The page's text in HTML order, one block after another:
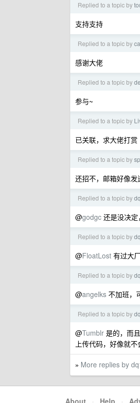
Replied to a topic by
支持支持
Replied to a topic by
感谢大佬
Replied to a topic by
参与~
Replied to a topic by
已关联，求大佬打赏
Replied to a topic by
还招不，邮箱好像发
Replied to a topic by
@godgc 还是没决
Replied to a topic by
@FloatLost 有过大
Replied to a topic by
@angelks 不加班，
Replied to a topic by
@Tumblr 是的，而
上传代码，好像就不
» More replies by
About · Help ·